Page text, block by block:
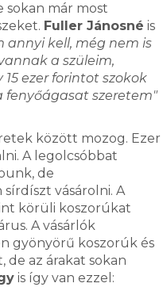
sokan már most
Fuller Jánosné is
annyi kell, még nem is
a szüleim,
ezer forintot szokok
fenyőágasat szeretem"
között mozog. Ezer
A legolcsóbbat
de
vásárolni. A
körüli koszorúkat
A vásárlók
gyönyörű koszorúk és
de az árakat sokan
is így van ezzel: